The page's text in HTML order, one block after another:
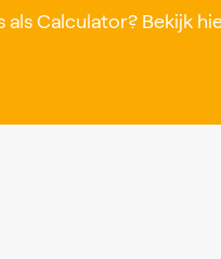
als Calculator? Bekijk